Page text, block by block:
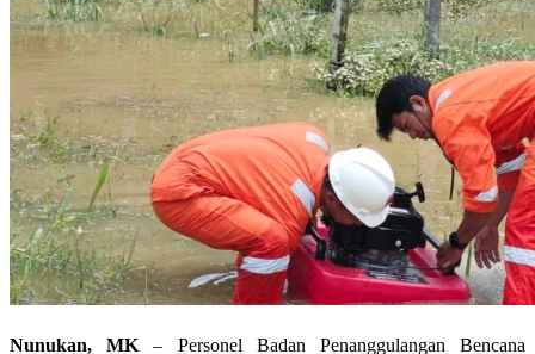
Nunukan, MK– Personel Badan Penanggulangan Bencana